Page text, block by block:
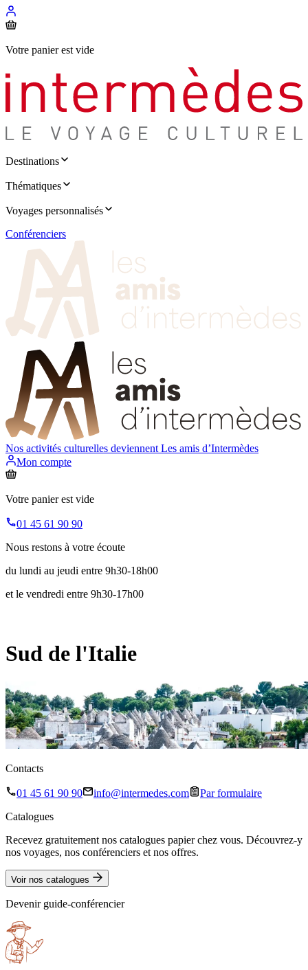
Votre panier est vide
Destinations
Thématiques
Voyages personnalisés
Conférenciers
Nos activités culturelles deviennent Les amis d’Intermèdes
Mon compte
Votre panier est vide
01 45 61 90 90
Nous restons à votre écoute
du lundi au jeudi entre 9h30-18h00
et le vendredi entre 9h30-17h00
Sud de l'Italie
Contacts
01 45 61 90 90 info@intermedes.com
Par formulaire
Catalogues
Recevez gratuitement nos catalogues papier chez vous. Découvrez-y
nos voyages, nos conférenciers et nos offres.
Voir nos catalogues
Devenir guide-conférencier